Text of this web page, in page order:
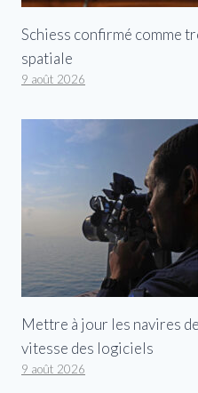
Schiess confirmé comme
spatiale
9 août 2026
Mettre à jour les navires
vitesse des logiciels
9 août 2026